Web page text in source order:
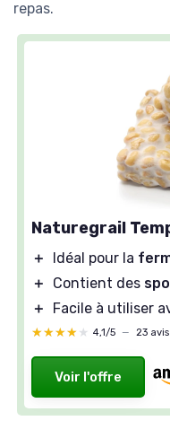
repas.
Naturegrail
＋ Idéal pour la
＋
Contient des
＋
Facile à utiliser
★★★★★
★★★★★ 4,1/5 — 23 avis
Voir l'offre